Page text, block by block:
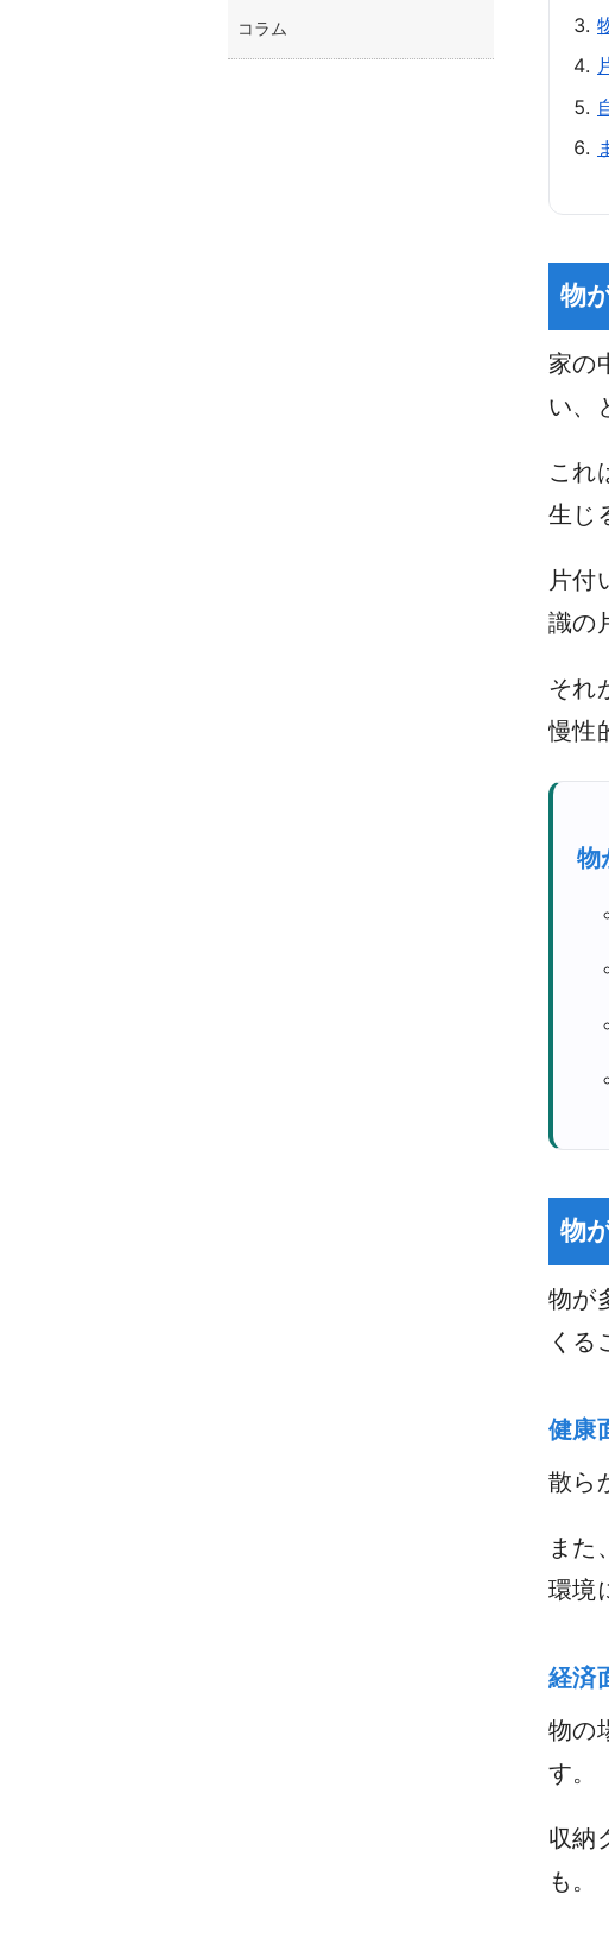
物
家の
い、
これ
生じ
片付
識の
それ
慢性
物
物
物が
くる
健康
散ら
また
環境
経済
物の
す。
収納
も。
コラム